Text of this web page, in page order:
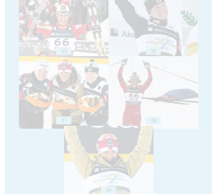
35 36
37 38
39